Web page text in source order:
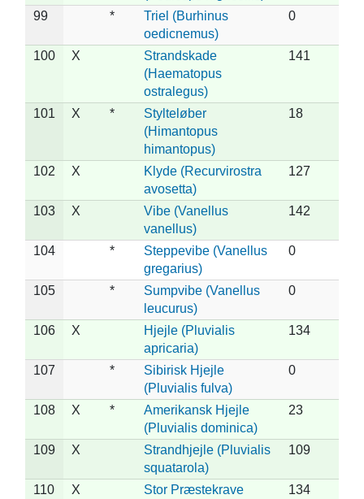
99 *
Triel (Burhinus
oedicnemus)
0
100 X
Strandskade
(Haematopus
ostralegus)
141
101 X *
Stylteløber
(Himantopus
himantopus)
18
102 X
Klyde (Recurvirostra
avosetta)
127
103 X
Vibe (Vanellus
vanellus)
142
104 *
Steppevibe (Vanellus
gregarius)
0
105 *
Sumpvibe (Vanellus
leucurus)
0
106 X
Hjejle (Pluvialis
apricaria)
134
107 *
Sibirisk Hjejle
(Pluvialis fulva)
0
108 X *
Amerikansk Hjejle
(Pluvialis dominica)
23
109 X
Strandhjejle (Pluvialis
squatarola)
109
110 X
Stor Præstekrave
134